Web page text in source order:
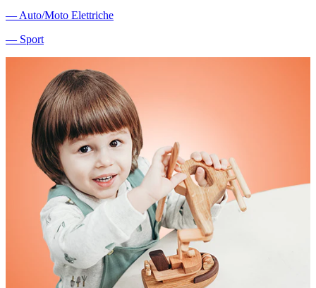
― Auto/Moto Elettriche
― Sport